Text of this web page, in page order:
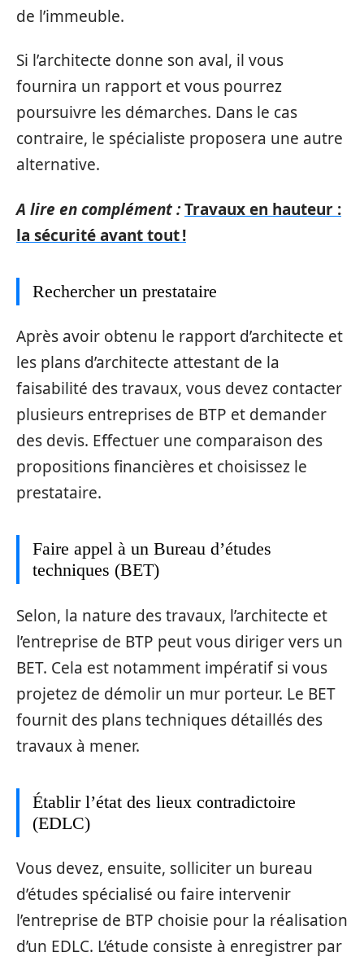
de l’immeuble.
Si l’architecte donne son aval, il vous
fournira un rapport et vous pourrez
poursuivre les démarches. Dans le cas
contraire, le spécialiste proposera une autre
alternative.
A lire en complément :Travaux en hauteur :
la sécurité avant tout !
Rechercher un prestataire
Après avoir obtenu le rapport d’architecte et
les plans d’architecte attestant de la
faisabilité des travaux, vous devez contacter
plusieurs entreprises de BTP et demander
des devis. Effectuer une comparaison des
propositions financières et choisissez le
prestataire.
Faire appel à un Bureau d’études
techniques (BET)
Selon, la nature des travaux, l’architecte et
l’entreprise de BTP peut vous diriger vers un
BET. Cela est notamment impératif si vous
projetez de démolir un mur porteur. Le BET
fournit des plans techniques détaillés des
travaux à mener.
Établir l’état des lieux contradictoire
(EDLC)
Vous devez, ensuite, solliciter un bureau
d’études spécialisé ou faire intervenir
l’entreprise de BTP choisie pour la réalisation
d’un EDLC. L’étude consiste à enregistrer par